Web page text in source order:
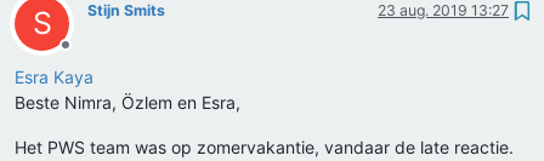
S
Offline
Stijn Smits 23 aug. 2019 13:27
Esra Kaya
Beste Nimra, Özlem en Esra,
Het PWS team was op zomervakantie, vandaar de late reactie.